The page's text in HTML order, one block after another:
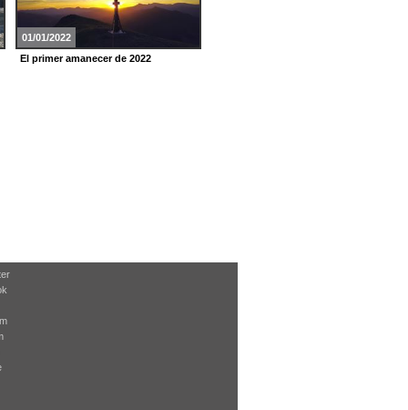
01/01/2022
El primer amanecer de 2022